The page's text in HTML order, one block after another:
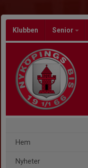
Klubben Senior
Hem
Nyheter